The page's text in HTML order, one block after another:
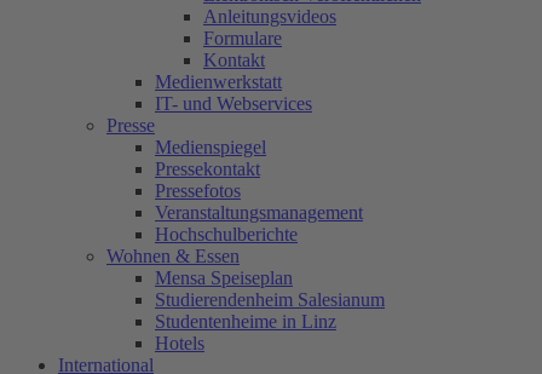
Anleitungsvideos
Formulare
Kontakt
Medienwerkstatt
IT- und Webservices
Presse
Medienspiegel
Pressekontakt
Pressefotos
Veranstaltungsmanagement
Hochschulberichte
Wohnen & Essen
Mensa Speiseplan
Studierendenheim Salesianum
Studentenheime in Linz
Hotels
International